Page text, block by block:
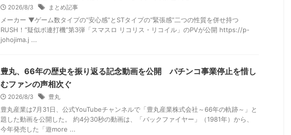
2026/8/3 まとめ記事
メーカー ▼ゲーム数タイプの“安心感”とSTタイプの“緊張感”二つの性質を併せ持つ
RUSH！“疑似ボ連打機”第3弾「スマスロ リコリス・リコイル」のPVが公開 https://p-
johojima.j ...
豊丸、66年の歴史を振り返る記念動画を公開 パチンコ事業停止を惜し
むファンの声相次ぐ
2026/8/3 豊丸
豊丸産業は7月31日、公式YouTubeチャンネルで「豊丸産業株式会社～66年の軌跡～」と
題した動画を公開した。 約4分30秒の動画は、「バックファイヤー」（1981年）から、
今年発売した「遊more ...